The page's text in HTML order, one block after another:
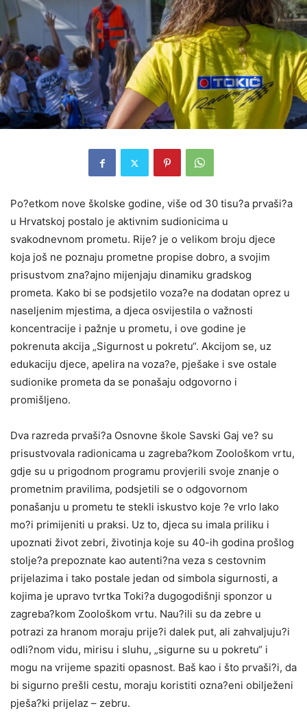
Po?etkom nove školske godine, više od 30 tisu?a prvaši?a
u Hrvatskoj postalo je aktivnim sudionicima u
svakodnevnom prometu. Rije? je o velikom broju djece
koja još ne poznaju prometne propise dobro, a svojim
prisustvom zna?ajno mijenjaju dinamiku gradskog
prometa. Kako bi se podsjetilo voza?e na dodatan oprez u
naseljenim mjestima, a djeca osvijestila o važnosti
koncentracije i pažnje u prometu, i ove godine je
pokrenuta akcija „Sigurnost u pokretu“. Akcijom se, uz
edukaciju djece, apelira na voza?e, pješake i sve ostale
sudionike prometa da se ponašaju odgovorno i
promišljeno.
Dva razreda prvaši?a Osnovne škole Savski Gaj ve? su
prisustvovala radionicama u zagreba?kom Zoološkom vrtu,
gdje su u prigodnom programu provjerili svoje znanje o
prometnim pravilima, podsjetili se o odgovornom
ponašanju u prometu te stekli iskustvo koje ?e vrlo lako
mo?i primijeniti u praksi. Uz to, djeca su imala priliku i
upoznati život zebri, životinja koje su 40-ih godina prošlog
stolje?a prepoznate kao autenti?na veza s cestovnim
prijelazima i tako postale jedan od simbola sigurnosti, a
kojima je upravo tvrtka Toki?a dugogodišnji sponzor u
zagreba?kom Zoološkom vrtu. Nau?ili su da zebre u
potrazi za hranom moraju prije?i dalek put, ali zahvaljuju?i
odli?nom vidu, mirisu i sluhu, „sigurne su u pokretu“ i
mogu na vrijeme spaziti opasnost. Baš kao i što prvaši?i, da
bi sigurno prešli cestu, moraju koristiti ozna?eni obilježeni
pješa?ki prijelaz – zebru.